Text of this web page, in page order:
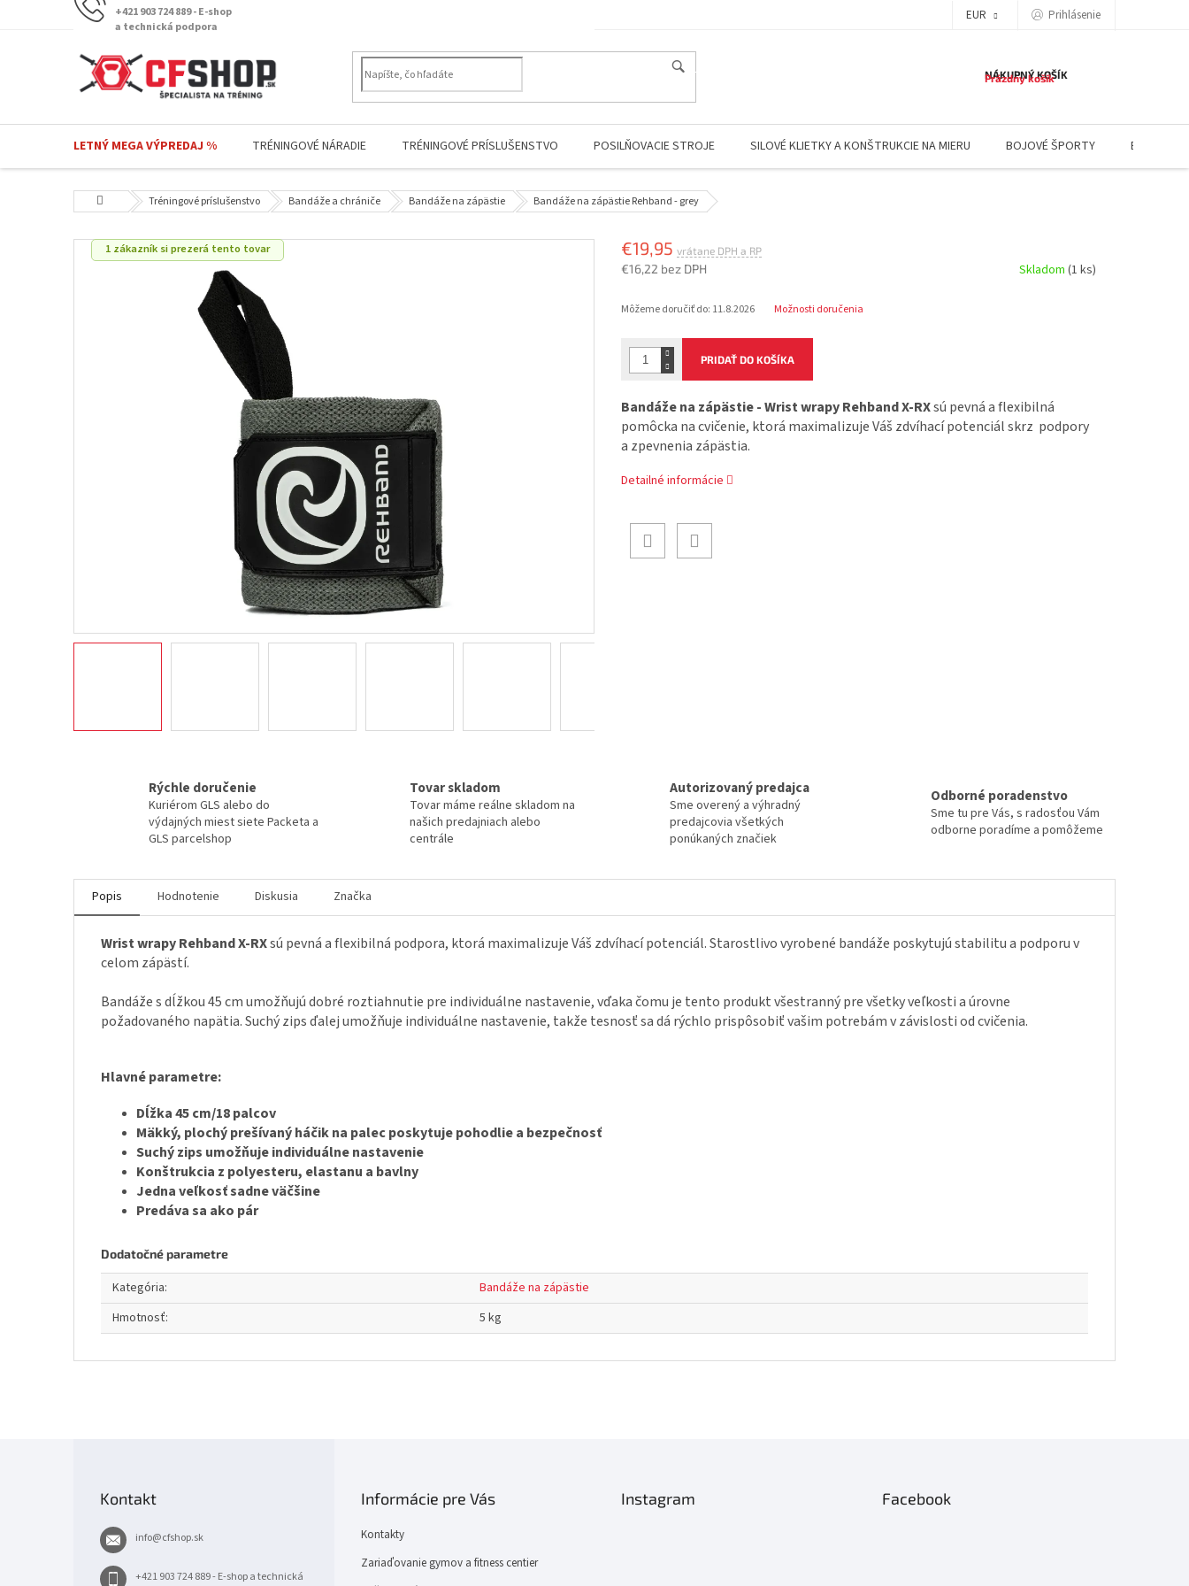
+421 903 724 889 - E-shop
a technická podpora
EUR Prihlásenie
NÁKUPNÝ KOŠÍK
Prázdny košík
LETNÝ MEGA VÝPREDAJ % TRÉNINGOVÉ NÁRADIE TRÉNINGOVÉ PRÍSLUŠENSTVO POSILŇOVACIE STROJE SILOVÉ KLIETKY A KONŠTRUKCIE NA MIERU BOJOVÉ ŠPORTY BLOG
DomovTréningové príslušenstvo Bandáže a chrániče Bandáže na zápästie Bandáže na zápästie Rehband - grey
€19,95
€16,22 bez DPH
cena:
Skladom (1 ks)
Môžeme doručiť do: 11.8.2026 Možnosti doručenia
PRIDAŤ DO KOŠÍKA
Bandáže na zápästie - Wrist wrapy Rehband X-RXsú pevná a flexibilná
pomôcka na cvičenie, ktorá maximalizuje Váš zdvíhací potenciál skrz podpory
a zpevnenia zápästia.
Detailné informácie
Rýchle doručenie
Kuriérom GLS alebo do
výdajných miest siete Packeta a
GLS parcelshop
Tovar skladom
Tovar máme reálne skladom na
našich predajniach alebo
centrále
Autorizovaný predajca
Sme overený a výhradný
predajcovia všetkých
ponúkaných značiek
Odborné poradenstvo
Sme tu pre Vás, s radosťou Vám
odborne poradíme a pomôžeme
Popis Hodnotenie Diskusia Značka
Wrist wrapy Rehband X-RXsú pevná a flexibilná podpora, ktorá maximalizuje Váš zdvíhací potenciál. Starostlivo vyrobené bandáže poskytujú stabilitu a podporu v
celom zápästí.
Bandáže s dĺžkou 45 cm umožňujú dobré roztiahnutie pre individuálne nastavenie, vďaka čomu je tento produkt všestranný pre všetky veľkosti a úrovne
požadovaného napätia. Suchý zips ďalej umožňuje individuálne nastavenie, takže tesnosť sa dá rýchlo prispôsobiť vašim potrebám v závislosti od cvičenia.
Hlavné parametre:
Dĺžka 45 cm/18 palcov
Mäkký, plochý prešívaný háčik na palec poskytuje pohodlie a bezpečnosť
Suchý zips umožňuje individuálne nastavenie
Konštrukcia z polyesteru, elastanu a bavlny
Jedna veľkosť sadne väčšine
Predáva sa ako pár
Dodatočné parametre
Kategória:
Bandáže na zápästie
Hmotnosť: 5 kg
Kontakt
info@cfshop.sk
+421 903 724 889 - E-shop a technická
Informácie pre Vás
Kontakty
Zariaďovanie gymov a fitness centier
Instagram Facebook